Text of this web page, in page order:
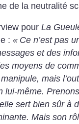
de la neutralité
pourLa
:« Ce n’est pas
et des
moyens de
mais
lui-même.
sert bien sûr à
Mais son